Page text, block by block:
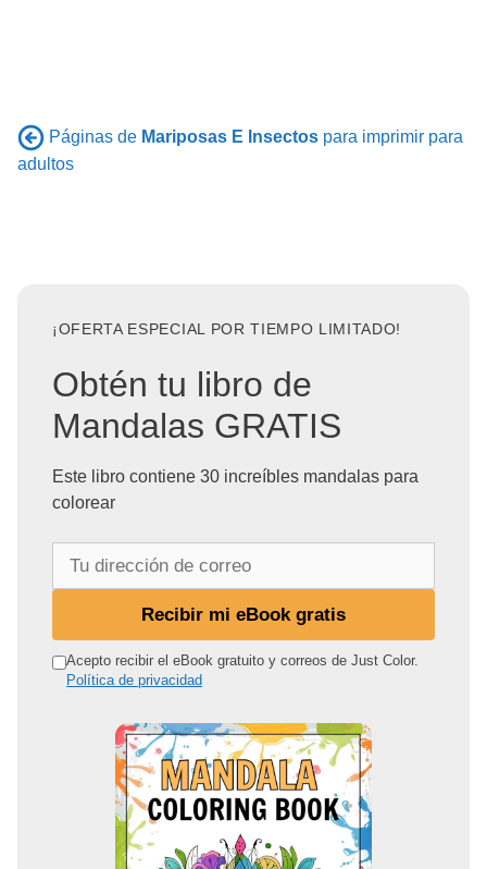
Páginas de Mariposas E Insectos para imprimir para
adultos
¡OFERTA ESPECIAL POR TIEMPO LIMITADO!
Obtén tu libro de
Mandalas GRATIS
Este libro contiene 30 increíbles mandalas para
colorear
r
Recibir mi eBook gratis
Acepto recibir el eBook gratuito y correos de Just Color.
Política de privacidad